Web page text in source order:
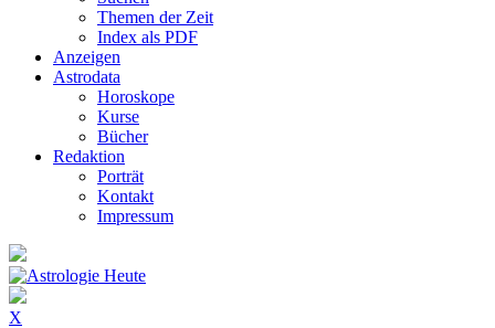
Themen der Zeit
Index als PDF
Anzeigen
Astrodata
Horoskope
Kurse
Bücher
Redaktion
Porträt
Kontakt
Impressum
X